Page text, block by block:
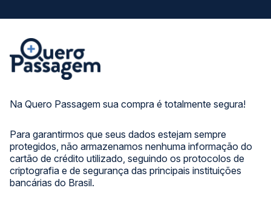
Na Quero Passagem sua compra é totalmente segura!
Para garantirmos que seus dados estejam sempre
protegidos, não armazenamos nenhuma informação do
cartão de crédito utilizado, seguindo os protocolos de
criptografia e de segurança das principais instituições
bancárias do Brasil.